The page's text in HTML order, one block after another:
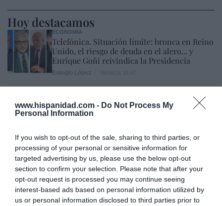
www.hispanidad.com - Do Not Process My
Personal Information
If you wish to opt-out of the sale, sharing to third parties, or
processing of your personal or sensitive information for
targeted advertising by us, please use the below opt-out
section to confirm your selection. Please note that after your
opt-out request is processed you may continue seeing
interest-based ads based on personal information utilized by
us or personal information disclosed to third parties prior to
Hoy destacamos
ECONOMÍA
Telefónica. Situación límite: bronca en Reino
Unido, el riesgo de deuda en el alero... y
Enrique Goñi reivindica la Presidencia
Disney cree que sus acciones están
infravaloradas y hará más recompras
ESPAÑA
Yolanda Díaz, el penúltimo fiasco del
Gobierno Sánchez, escaso en reputación e
influencia internacional: se conforma con
ser la número dos de la OIT
Cristina Martín 06/08/26 12:41